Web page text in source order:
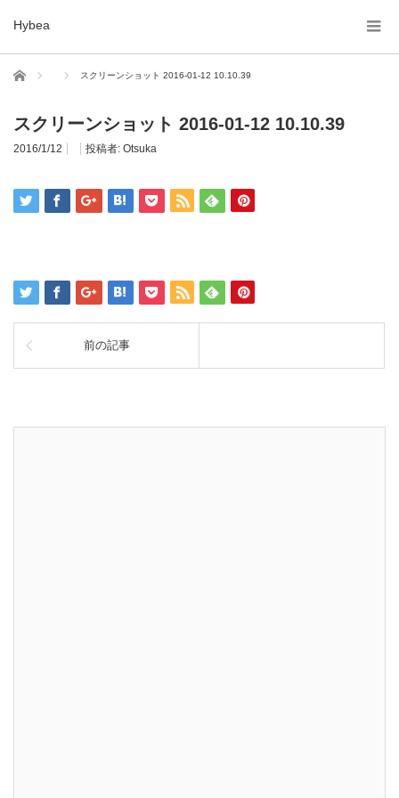
Hybea
ホーム スクリーンショット 2016-01-12 10.10.39
スクリーンショット 2016-01-12 10.10.39
2016/1/12 投稿者: Otsuka
前の記事